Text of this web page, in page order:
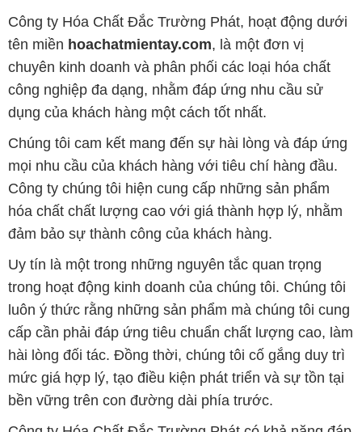
dụng của khách hàng một cách tốt nhất.
Chúng tôi cam kết mang đến sự hài lòng và đáp ứng
mọi nhu cầu của khách hàng với tiêu chí hàng đầu.
Công ty chúng tôi hiện cung cấp những sản phẩm
hóa chất chất lượng cao với giá thành hợp lý, nhằm
đảm bảo sự thành công của khách hàng.
Uy tín là một trong những nguyên tắc quan trọng
trong hoạt động kinh doanh của chúng tôi. Chúng tôi
luôn ý thức rằng những sản phẩm mà chúng tôi cung
cấp cần phải đáp ứng tiêu chuẩn chất lượng cao, làm
hài lòng đối tác. Đồng thời, chúng tôi cố gắng duy trì
mức giá hợp lý, tạo điều kiện phát triển và sự tồn tại
bền vững trên con đường dài phía trước.
Công ty Hóa Chất Đắc Trường Phát có khả năng đáp
ứng đa dạng các nhu cầu về hóa chất, phục vụ cho
tất cả các ngành nghề và lĩnh vực sản xuất khác
nhau tại TP. Hồ Chí Minh. Sứ mệnh của chúng tôi là
cung cấp và phân phối những sản phẩm hóa chất